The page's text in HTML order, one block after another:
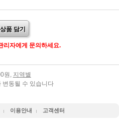
품 담기
리자에게 문의하세요.
원, 지역별
변동될 수 있습니다
이용안내 고객센터